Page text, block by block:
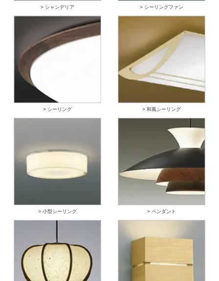
> シャンデリア > シーリングファン
> シーリング > 和風シーリング
> 小型シーリング > ペンダント